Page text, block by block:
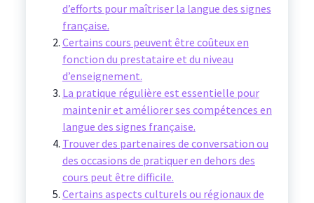
d’efforts pour maîtriser la langue des signes
française.
Certains cours peuvent être coûteux en
fonction du prestataire et du niveau
d’enseignement.
La pratique régulière est essentielle pour
maintenir et améliorer ses compétences en
langue des signes française.
Trouver des partenaires de conversation ou
des occasions de pratiquer en dehors des
cours peut être difficile.
Certains aspects culturels ou régionaux de